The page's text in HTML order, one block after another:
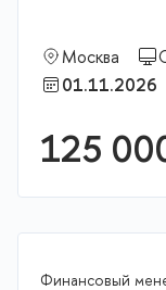
Москва
01.11.2026
125
Финансовый